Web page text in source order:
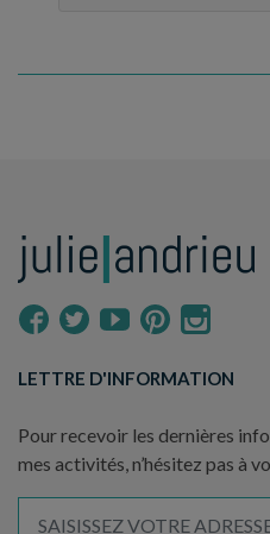
LETTRE D'INFORMATION
Pour recevoir les dernières
mes activités, n’hésitez pas à